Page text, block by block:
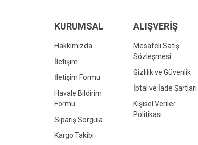
Bu ürüne benzer farklı alternatifler
KURUMSAL
Hakkımızda
İletişim
İletişim Formu
Havale Bildirim
Formu
Sipariş Sorgula
Kargo Takibi
ALIŞVERİŞ
Mesafeli Satış
Sözleşmesi
Gizlilik ve Güvenlik
İptal ve İade Şartları
Kişisel Veriler
Politikası